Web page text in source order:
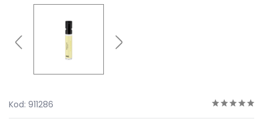
Kod: 911286